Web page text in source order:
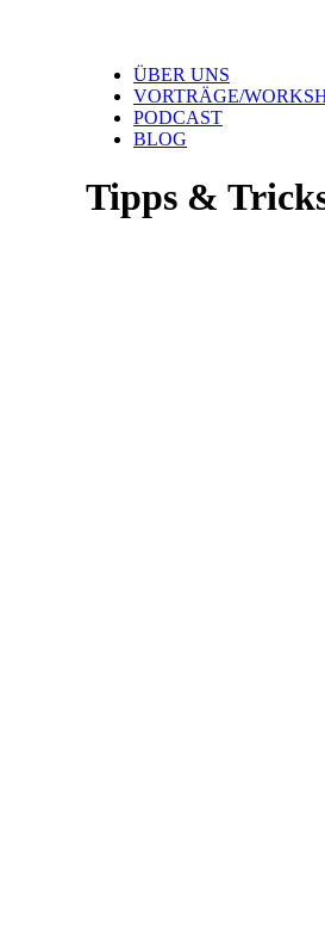
ÜBER UNS
VORTRÄGE/
PODCAST
BLOG
Tipps &